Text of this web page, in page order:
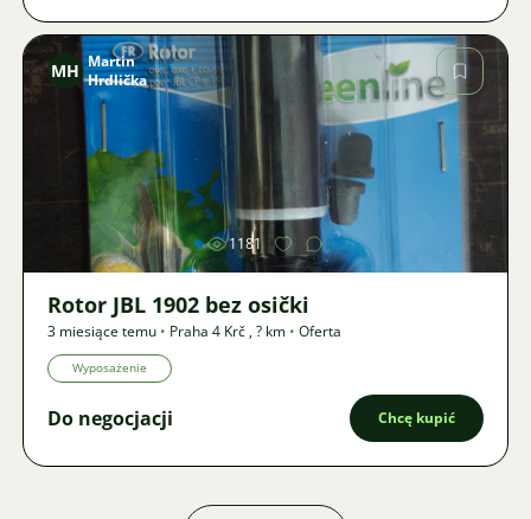
Zdjęcie
MH Martin
Hrdlička
1181
Rotor JBL 1902 bez osički
3 miesiące temu • Praha 4 Krč ,? km • Oferta
Wyposażenie
Do negocjacji Chcę kupić